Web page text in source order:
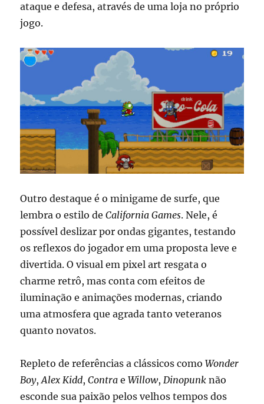
ataque e defesa, através de uma loja no próprio
jogo.
Outro destaque é o minigame de surfe, que
lembra o estilo deCalifornia Games. Nele, é
possível deslizar por ondas gigantes, testando
os reflexos do jogador em uma proposta leve e
divertida. O visual em pixel art resgata o
charme retrô, mas conta com efeitos de
iluminação e animações modernas, criando
uma atmosfera que agrada tanto veteranos
quanto novatos.
Repleto de referências a clássicos comoWonder
Boy,Alex Kidd,Contra eWillow, Dinopunk não
esconde sua paixão pelos velhos tempos dos